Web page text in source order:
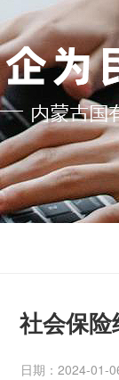
社会保
日期：2024-